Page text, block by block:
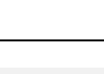
unseres